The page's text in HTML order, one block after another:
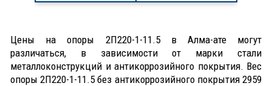
Цены на опоры 2П220-1-11.5 в Алма-ате могут
различаться, в зависимости от марки стали
металлоконструкций и антикоррозийного покрытия. Вес
опоры 2П220-1-11.5 без антикоррозийного покрытия 2959